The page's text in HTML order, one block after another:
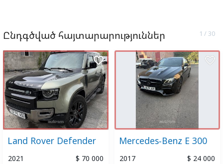
Ընդգծված հայտարարություններ
Land Rover Defender
2021 $ 70 000
favorite_border
Mercedes-Benz E 300
2017 $ 24 000
favorite_border